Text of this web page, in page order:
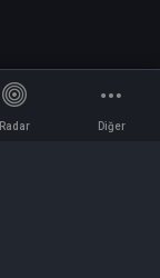
Radar Diğer